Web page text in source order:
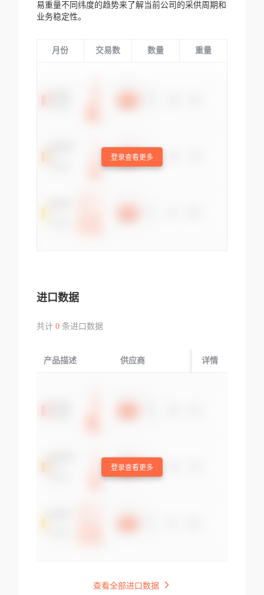
易重量不同纬度的趋势来了解当前公司的采供周期和
业务稳定性。
月份 交易数 数量 重量
登录查看更多
进口数据
共计 0条进口数据
产品描述 供应商 起运国/地区
详情
登录查看更多
查看全部进口数据